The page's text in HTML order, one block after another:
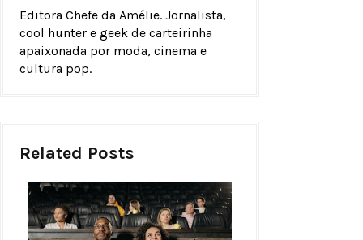
Editora Chefe da Amélie. Jornalista,
cool hunter e geek de carteirinha
apaixonada por moda, cinema e
cultura pop.
Related Posts